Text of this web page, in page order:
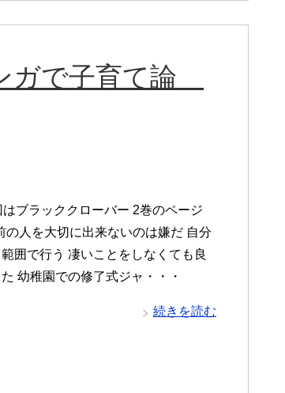
ガで子育て論
ブラッククローバー 2巻のページ
の人を大切に出来ないのは嫌だ 自分
囲で行う 凄いことをしなくても良
幼稚園での修了式ジャ・・・
続きを読む